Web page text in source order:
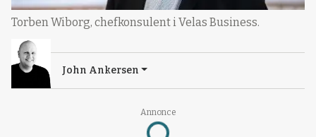
Annonce
Torben Wiborg, chefkonsulent i Velas Business.
John Ankersen